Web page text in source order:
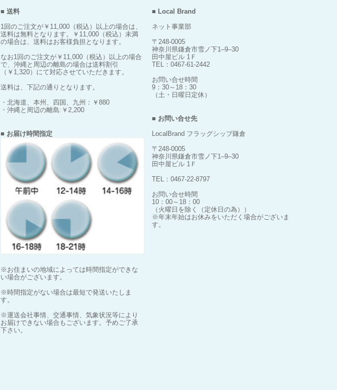
■ 送料
1回のご注文が￥11,000（税込）以上の場合は、
送料は無料となります。￥11,000（税込）未満
の場合は、送料はお客様負担となります。
なお1回のご注文が￥11,000（税込）以上の場合
で、沖縄と周辺の離島の場合は送料割引
（￥1,320）にて対応させていただきます。
送料は、下記の通りとなります。
・北海道、本州、四国、九州：￥880
・沖縄と周辺の離島:￥2,200
■ お届け時間指定
※お住まいの地域によっては時間指定ができな
い場合がございます。
※時間指定がない場合は最短で発送いたしま
す。
※運送会社事情、交通事情、気象状況等により
お届けできない場合もございます。予めご了承
下さい。
■ Local Brand
ネット事業部
〒248-0005
神奈川県鎌倉市雪ノ下1‒9‒30
田中屋ビル 1Ｆ
TEL：0467-61-2442
お問い合せ時間
9：30～18：30
（土・日曜日定休）
■ お問い合せ先
LocalBrand フラッグシップ鎌倉
〒248-0005
神奈川県鎌倉市雪ノ下1‒9‒30
田中屋ビル 1Ｆ
TEL：0467-22-8797
お問い合せ時間
10：00～18：00
（火曜日を除く（定休日の為））
※年末年始はお休みをいただく場合がございま
す。